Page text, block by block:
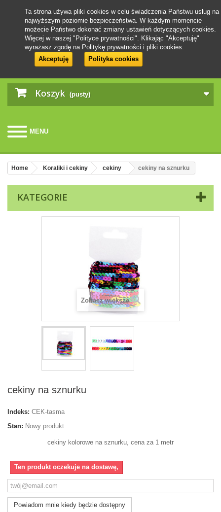
Koszyk (pusty)
MENU
Ta strona używa pliki cookies w celu świadczenia Państwu usług na
najwyższym poziomie bezpieczeństwa. W każdym momencie
możecie Państwo dokonać zmiany ustawień dotyczących cookies.
Więcej w naszej "Polityce prywatności". Klikając "Akceptuję"
wyrażasz zgodę na Politykę prywatności i pliki cookies.
Akceptuję
Polityka cookies
Home Koraliki i cekiny cekiny cekiny na sznurku
KATEGORIE
Zobacz większe
cekiny na sznurku
Indeks: CEK-tasma
Stan: Nowy produkt
cekiny kolorowe na sznurku, cena za 1 metr
Ten produkt oczekuje na dostawę,
Powiadom mnie kiedy będzie dostępny